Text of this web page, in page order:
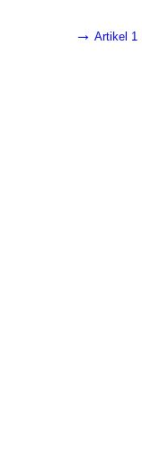
→ Artikel 1